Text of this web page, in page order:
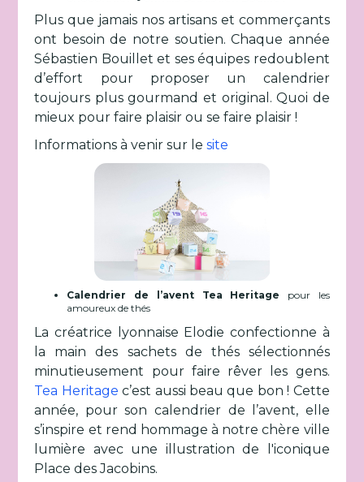
Plus que jamais nos artisans et commerçants
ont besoin de notre soutien. Chaque année
Sébastien Bouillet et ses équipes redoublent
d’effort pour proposer un calendrier
toujours plus gourmand et original. Quoi de
mieux pour faire plaisir ou se faire plaisir !
Informations à venir sur lesite
Calendrier de l’avent Tea Heritage pour les
amoureux de thés
La créatrice lyonnaise Elodie confectionne à
la main des sachets de thés sélectionnés
minutieusement pour faire rêver les gens.
Tea Heritage c’est aussi beau que bon ! Cette
année, pour son calendrier de l’avent, elle
s’inspire et rend hommage à notre chère ville
lumière avec une illustration de l'iconique
Place des Jacobins.